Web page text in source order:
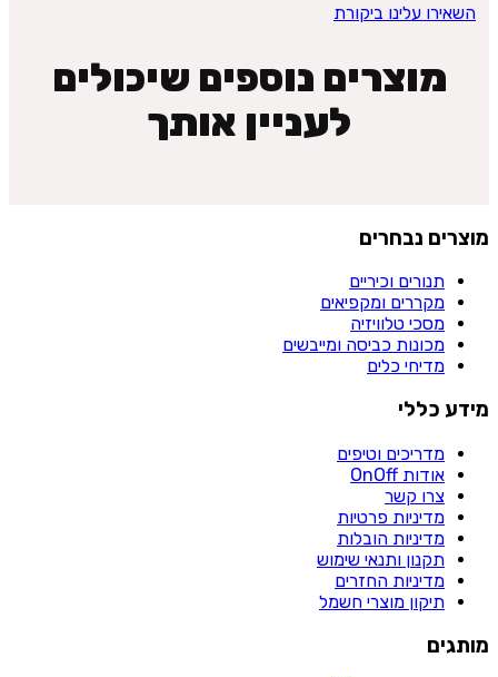
השאירו עלינו ביקורת
מוצרים נוספים שיכולים
לעניין אותך
מוצרים נבחרים
תנורים וכיריים
מקררים ומקפיאים
מסכי טלוויזיה
מכונות כביסה ומייבשים
מדיחי כלים
מידע כללי
מדריכים וטיפים
אודות OnOff
צרו קשר
מדיניות פרטיות
מדיניות הובלות
תקנון ותנאי שימוש
מדיניות החזרים
תיקון מוצרי חשמל
מותגים